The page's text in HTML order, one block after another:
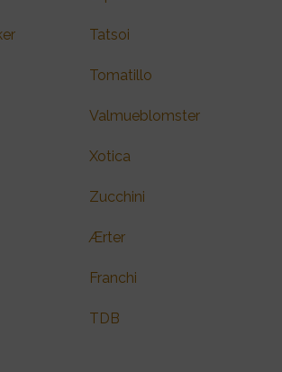
Tatsoi
Tomatillo
Valmueblomster
Xotica
Zucchini
Ærter
Franchi
TDB